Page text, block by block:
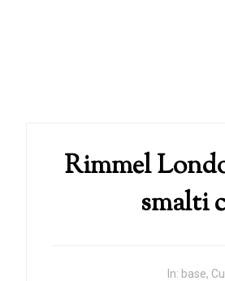
Rimmel
smalti
In: base,